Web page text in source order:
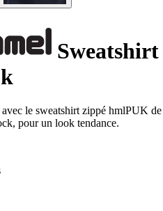
Sweatshirt
le sweatshirt zippé hmlPUK de
pour un look tendance.